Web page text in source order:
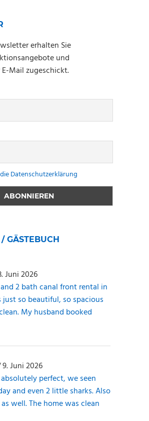
erhalten Sie
und
Mail zugeschickt.
Datenschutzerklärung
GÄSTEBUCH
Juni 2026
2 bath canal front rental in
just so beautiful, so spacious
My husband booked
9. Juni 2026
perfect, we seen
and even 2 little sharks. Also
well. The home was clean